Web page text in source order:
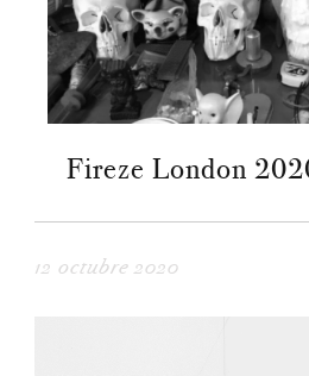
Fireze London
12 octubre 2020